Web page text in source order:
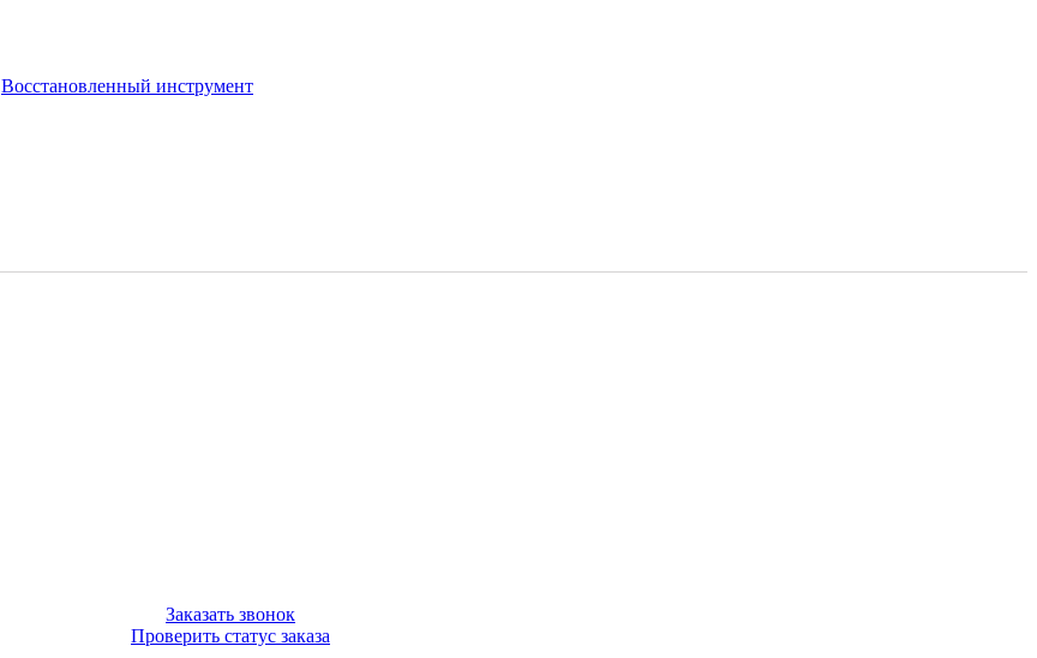
Восстановленный инструмент
Заказать звонок
Проверить статус заказа